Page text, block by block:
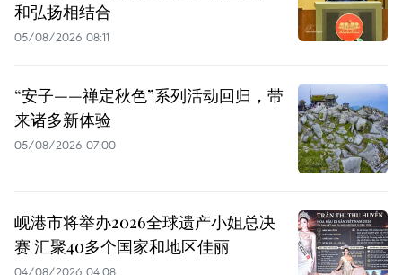
和弘扬相结合
05/08/2026 08:11
“安子——禅定秋色”系列活动回归，带
来诸多新体验
05/08/2026 07:00
岘港市将举办2026全球遗产小姐总决
赛 汇聚40多个国家和地区佳丽
04/08/2026 04:08